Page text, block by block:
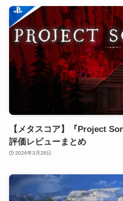
【メタスコア】『Project
評価レビューまとめ
2026年3月28日